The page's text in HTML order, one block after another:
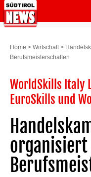
Home > Wirtschaft>
Berufsmeisterschaften
WorldSkills Italy
EuroSkills und
organisiert